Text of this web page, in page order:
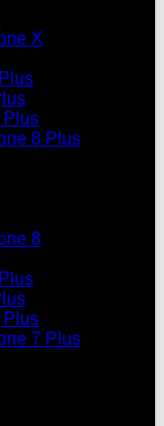
X
Plus
8 Plus
8
Plus
7 Plus